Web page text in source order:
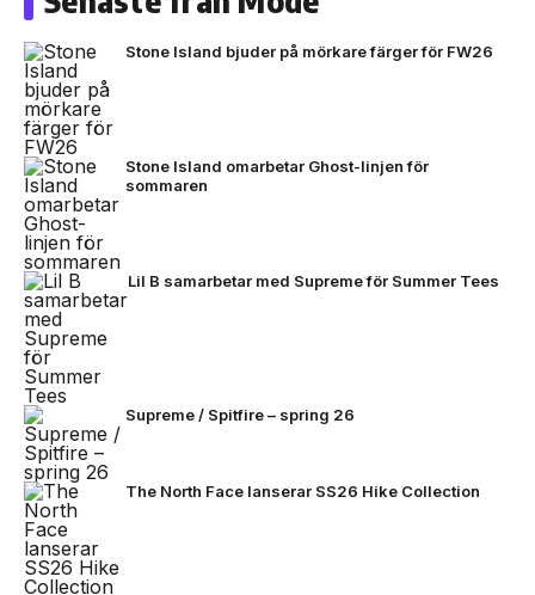
Stone Island bjuder på mörkare färger för FW26
Stone Island omarbetar Ghost-linjen för
sommaren
Lil B samarbetar med Supreme för Summer Tees
Supreme / Spitfire – spring 26
The North Face lanserar SS26 Hike Collection